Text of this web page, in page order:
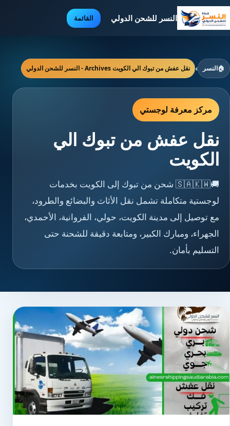
النسر للشحن الدولي القائمة
🏠النسر › نقل عفش من تبوك الي الكويت Archives - النسر للشحن الدولي
مركز معرفة لوجستي
نقل عفش من تبوك الي
الكويت
🚚🇸🇦🇰🇼 شحن من تبوك إلى الكويت بخدمات
لوجستية متكاملة تشمل نقل الأثاث والبضائع والطرود،
مع توصيل إلى مدينة الكويت، حولي، الفروانية، الأحمدي،
الجهراء، ومبارك الكبير، ومتابعة دقيقة للشحنة حتى
التسليم بأمان.